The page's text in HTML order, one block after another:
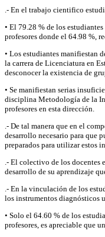
.- En el trabajo cientifico
• El 79.28 % de los
profesores donde el 64.98 %,
• Los estudiantes manifiestan
la carrera de Licenciatura en
desconocer la existencia de
• Se manifiestan serias
disciplina Metodología de la
profesores en esta dirección.
.- De tal manera que en el
desarrollo necesario para que
preparados para utilizar estos
.- El colectivo de los docentes
desarrollo de su aprendizaje
.- En la vinculación de los
los instrumentos diagnósticos
• Solo el 64.60 % de los
profesores, es apreciable que